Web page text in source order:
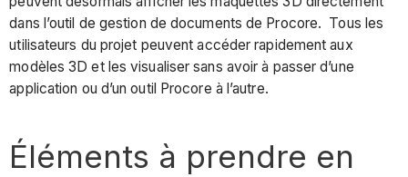
dans l’outil de gestion de documents de Procore. Tous les
utilisateurs du projet peuvent accéder rapidement aux
modèles 3D et les visualiser sans avoir à passer d’une
application ou d’un outil Procore à l’autre.
Éléments à prendre en